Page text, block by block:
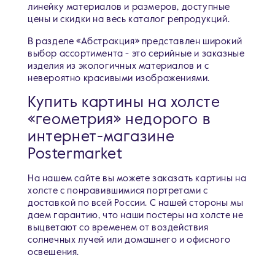
линейку материалов и размеров, доступные
цены и скидки на весь каталог репродукций.
В разделе «Абстракция» представлен широкий
выбор ассортимента - это серийные и заказные
изделия из экологичных материалов и с
невероятно красивыми изображениями.
Купить картины на холсте
«геометрия» недорого в
интернет-магазине
Postermarket
На нашем сайте вы можете заказать картины на
холсте с понравившимися портретами c
доставкой по всей России. С нашей стороны мы
даем гарантию, что наши постеры на холсте не
выцветают со временем от воздействия
солнечных лучей или домашнего и офисного
освещения.